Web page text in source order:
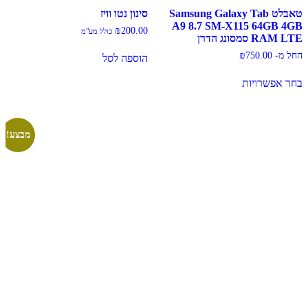
טאבלט Samsung Galaxy Tab
A9 8.7 SM-X115 64GB 4GB
RAM LTE סמסונג הדרן
החל מ- ₪750.00
בחר אפשרויות
סינון נטו וויז
₪200.00 כולל מע"מ
הוספה לסל
מבצע!